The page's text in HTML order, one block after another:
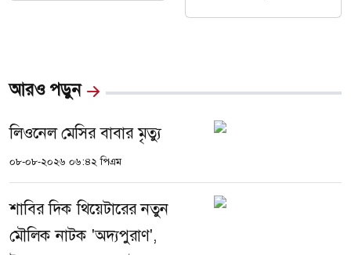
আরও পড়ুন
লিওনেল মেসির বাবার মৃত্যু
০৮-০৮-২০২৬ ০৬:৪২ পিএম
শাবির দিক থিয়েটারের নতুন
মৌলিক নাটক 'অদ্যপুরাণ',